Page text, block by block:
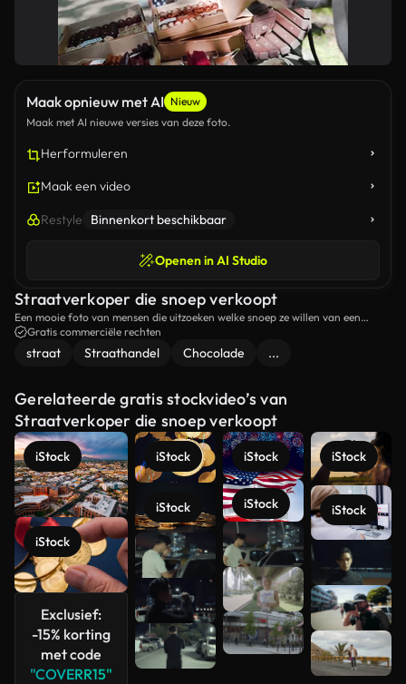
Maak opnieuw met AI Nieuw
Maak met AI nieuwe versies van deze foto.
Herformuleren
Maak een video
Restyle Binnenkort beschikbaar
Openen in AI Studio
Straatverkoper die snoep verkoopt
Een mooie foto van mensen die uitzoeken welke snoep ze willen van een
straatverkoper.
Gratis commerciële rechten
straat Straathandel Chocolade ...
Gerelateerde gratis stockvideo’s van
Straatverkoper die snoep verkoopt
iStock
iStock
Exclusief:
-15% korting
met code
"COVERR15"
iStock
iStock
iStock
iStock
iStock
iStock
Meer
bekijken